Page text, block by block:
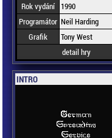
Rok vydání
1990
Programátor Neil Harding
Grafik
Tony West
detail hry
INTRO